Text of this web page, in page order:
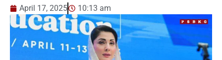
April 17, 2025 10:13 am